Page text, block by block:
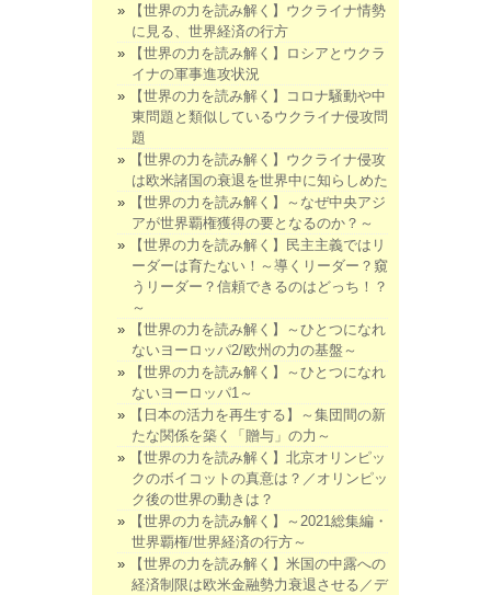
【世界の力を読み解く】ウクライナ情勢
に見る、世界経済の行方
【世界の力を読み解く】ロシアとウクラ
イナの軍事進攻状況
【世界の力を読み解く】コロナ騒動や中
東問題と類似しているウクライナ侵攻問
題
【世界の力を読み解く】ウクライナ侵攻
は欧米諸国の衰退を世界中に知らしめた
【世界の力を読み解く】～なぜ中央アジ
アが世界覇権獲得の要となるのか？～
【世界の力を読み解く】民主主義ではリ
ーダーは育たない！～導くリーダー？窺
うリーダー？信頼できるのはどっち！？
～
【世界の力を読み解く】～ひとつになれ
ないヨーロッパ2/欧州の力の基盤～
【世界の力を読み解く】～ひとつになれ
ないヨーロッパ1～
【日本の活力を再生する】～集団間の新
たな関係を築く「贈与」の力～
【世界の力を読み解く】北京オリンピッ
クのボイコットの真意は？／オリンピッ
ク後の世界の動きは？
【世界の力を読み解く】～2021総集編・
世界覇権/世界経済の行方～
【世界の力を読み解く】米国の中露への
経済制限は欧米金融勢力衰退させる／デ